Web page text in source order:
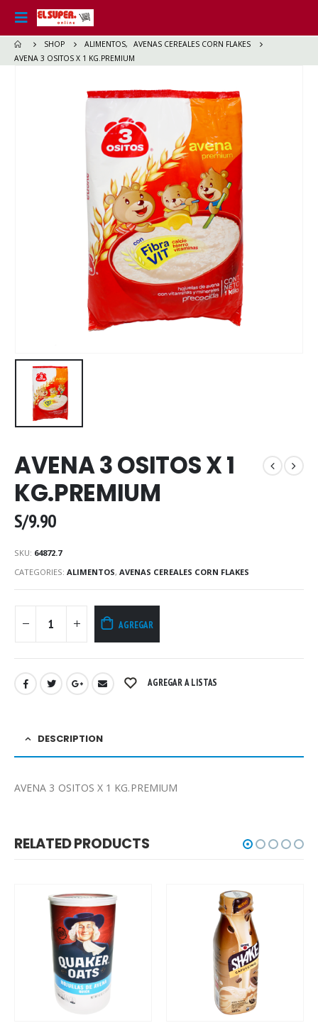
SHOP ALIMENTOS,
AVENAS CEREALES CORN FLAKES
AVENA 3 OSITOS X 1 KG.PREMIUM
AVENA 3 OSITOS X 1
KG.PREMIUM
S/9.90
SKU: 64872.7
CATEGORIES: ALIMENTOS, AVENAS CEREALES CORN FLAKES
AGREGAR
AGREGAR A LISTAS
DESCRIPTION
AVENA 3 OSITOS X 1 KG.PREMIUM
RELATED PRODUCTS